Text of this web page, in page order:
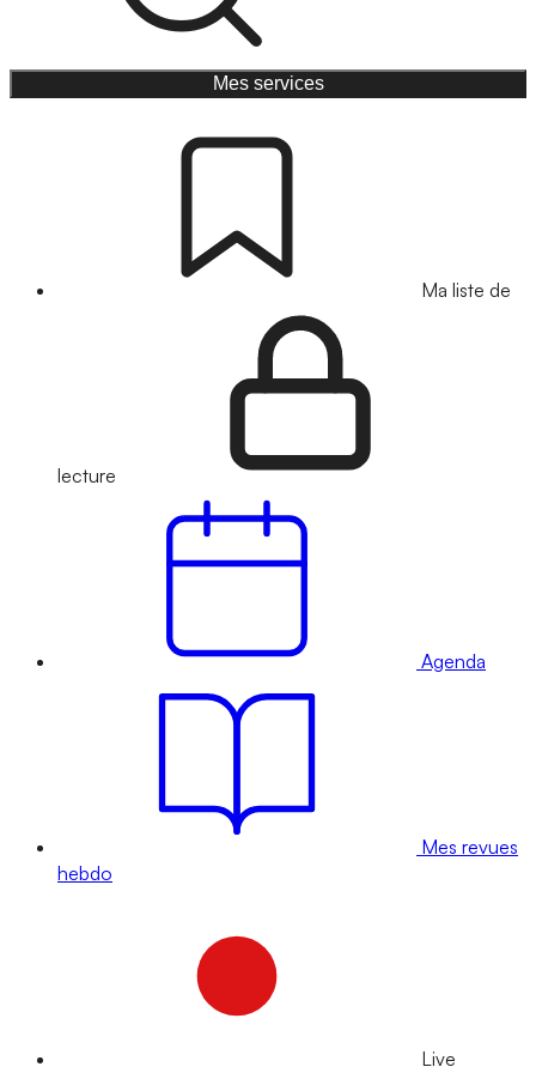
Mes services
Ma liste de
lecture
Agenda
Mes revues
hebdo
Live